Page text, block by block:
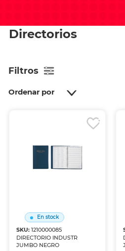
Directorios
Filtros
Ordenar por
En stock
SKU:1210000085
DIRECTORIO INDUSTR
JUMBO NEGRO